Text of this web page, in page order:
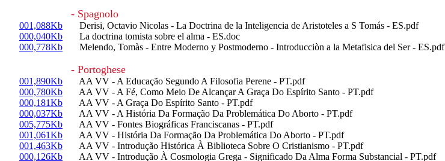
- Spagnolo
001,088Kb Derisi, Octavio Nicolas - La Doctrina de la Inteligencia de Aristoteles a S Tomás - ES.pdf
000,040Kb La doctrina tomista sobre el alma - ES.doc
000,778Kb Melendo, Tomàs - Entre Moderno y Postmoderno - Introducciòn a la Metafisica del Ser - ES.pdf
- Portoghese
001,890Kb AA VV - A Educação Segundo A Filosofia Perene - PT.pdf
000,780Kb AA VV - A Fé, Como Meio De Alcançar A Graça Do Espírito Santo - PT.pdf
000,181Kb AA VV - A Graça Do Espírito Santo - PT.pdf
000,037Kb AA VV - A História Da Formação Da Problemática Do Aborto - PT.pdf
005,775Kb AA VV - Fontes Biográficas Franciscanas - PT.pdf
001,061Kb AA VV - História Da Formação Da Problemática Do Aborto - PT.pdf
001,463Kb AA VV - Introdução Histórica À Biblioteca Sobre O Cristianismo - PT.pdf
000,126Kb AA VV - Introdução À Cosmologia Grega - Significado Da Alma Forma Substancial - PT.pdf